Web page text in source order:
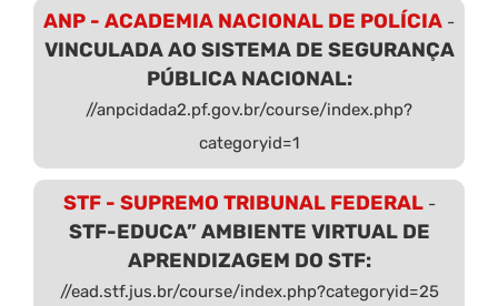
ANP - ACADEMIA NACIONAL DE POLÍCIA -
VINCULADA AO SISTEMA DE SEGURANÇA
PÚBLICA NACIONAL:
//anpcidada2.pf.gov.br/course/index.php?
categoryid=1
STF - SUPREMO TRIBUNAL FEDERAL-
STF-EDUCA” AMBIENTE VIRTUAL DE
APRENDIZAGEM DO STF:
//ead.stf.jus.br/course/index.php?categoryid=25